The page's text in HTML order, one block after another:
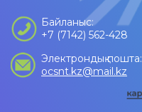
Байланыс:
+7 (7142) 562-428
Электрондық пошта:
ocsnt.kz@mail.kz